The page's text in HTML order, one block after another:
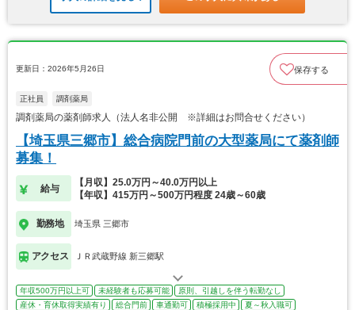
更新日：2026年5月26日 保存する
正社員 調剤薬局
調剤薬局の薬剤師求人（法人名非公開 ※詳細はお問合せください）
【埼玉県三郷市】総合病院門前の大型薬局にて薬剤師
募集！
給与
【月収】25.0万円～40.0万円以上
【年収】415万円～500万円程度 24歳～60歳
勤務地 埼玉県 三郷市
アクセス ＪＲ武蔵野線 新三郷駅
年収500万円以上可 未経験者も応募可能
原則、引越しを伴う転勤なし
産休・育休取得実績有り
総合門前 車通勤可 積極採用中 夏～秋入職可